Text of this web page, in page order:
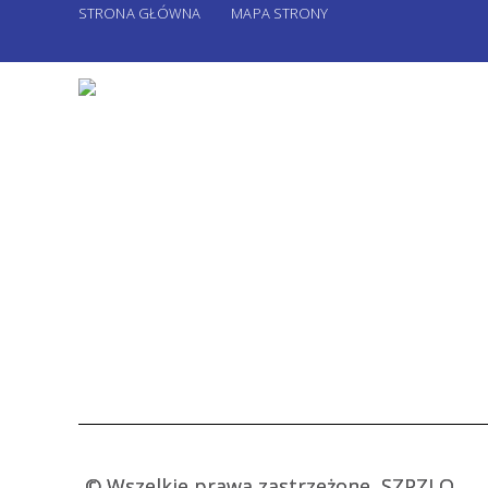
STRONA GŁÓWNA MAPA STRONY